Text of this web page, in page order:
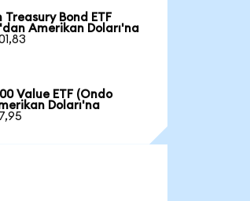
Bond ETF
Amerikan Doları'na
Value ETF (Ondo
Doları'na